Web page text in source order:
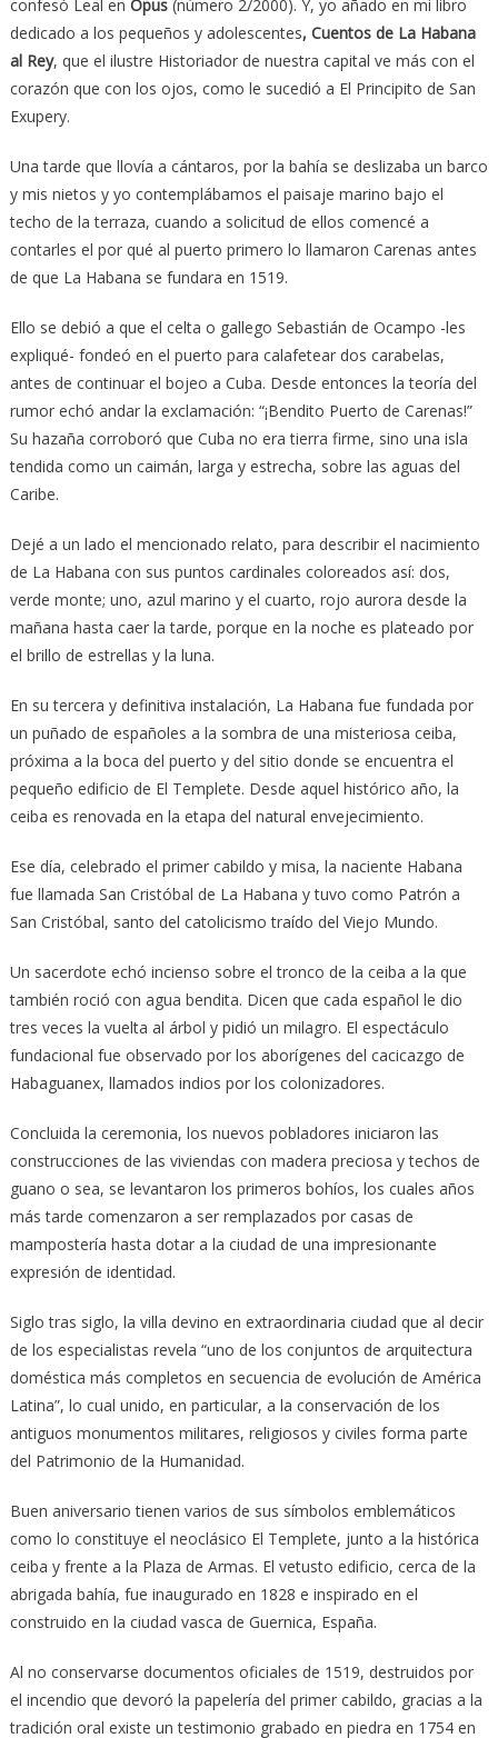
confesó Leal en Opus(número 2/2000). Y, yo añado en mi libro
dedicado a los pequeños y adolescentes, Cuentos de La Habana
al Rey, que el ilustre Historiador de nuestra capital ve más con el
corazón que con los ojos, como le sucedió a El Principito de San
Exupery.
Una tarde que llovía a cántaros, por la bahía se deslizaba un barco
y mis nietos y yo contemplábamos el paisaje marino bajo el
techo de la terraza, cuando a solicitud de ellos comencé a
contarles el por qué al puerto primero lo llamaron Carenas antes
de que La Habana se fundara en 1519.
Ello se debió a que el celta o gallego Sebastián de Ocampo -les
expliqué- fondeó en el puerto para calafetear dos carabelas,
antes de continuar el bojeo a Cuba. Desde entonces la teoría del
rumor echó andar la exclamación: “¡Bendito Puerto de Carenas!”
Su hazaña corroboró que Cuba no era tierra firme, sino una isla
tendida como un caimán, larga y estrecha, sobre las aguas del
Caribe.
Dejé a un lado el mencionado relato, para describir el nacimiento
de La Habana con sus puntos cardinales coloreados así: dos,
verde monte; uno, azul marino y el cuarto, rojo aurora desde la
mañana hasta caer la tarde, porque en la noche es plateado por
el brillo de estrellas y la luna.
En su tercera y definitiva instalación, La Habana fue fundada por
un puñado de españoles a la sombra de una misteriosa ceiba,
próxima a la boca del puerto y del sitio donde se encuentra el
pequeño edificio de El Templete. Desde aquel histórico año, la
ceiba es renovada en la etapa del natural envejecimiento.
Ese día, celebrado el primer cabildo y misa, la naciente Habana
fue llamada San Cristóbal de La Habana y tuvo como Patrón a
San Cristóbal, santo del catolicismo traído del Viejo Mundo.
Un sacerdote echó incienso sobre el tronco de la ceiba a la que
también roció con agua bendita. Dicen que cada español le dio
tres veces la vuelta al árbol y pidió un milagro. El espectáculo
fundacional fue observado por los aborígenes del cacicazgo de
Habaguanex, llamados indios por los colonizadores.
Concluida la ceremonia, los nuevos pobladores iniciaron las
construcciones de las viviendas con madera preciosa y techos de
guano o sea, se levantaron los primeros bohíos, los cuales años
más tarde comenzaron a ser remplazados por casas de
mampostería hasta dotar a la ciudad de una impresionante
expresión de identidad.
Siglo tras siglo, la villa devino en extraordinaria ciudad que al decir
de los especialistas revela “uno de los conjuntos de arquitectura
doméstica más completos en secuencia de evolución de América
Latina”, lo cual unido, en particular, a la conservación de los
antiguos monumentos militares, religiosos y civiles forma parte
del Patrimonio de la Humanidad.
Buen aniversario tienen varios de sus símbolos emblemáticos
como lo constituye el neoclásico El Templete, junto a la histórica
ceiba y frente a la Plaza de Armas. El vetusto edificio, cerca de la
abrigada bahía, fue inaugurado en 1828 e inspirado en el
construido en la ciudad vasca de Guernica, España.
Al no conservarse documentos oficiales de 1519, destruidos por
el incendio que devoró la papelería del primer cabildo, gracias a la
tradición oral existe un testimonio grabado en piedra en 1754 en